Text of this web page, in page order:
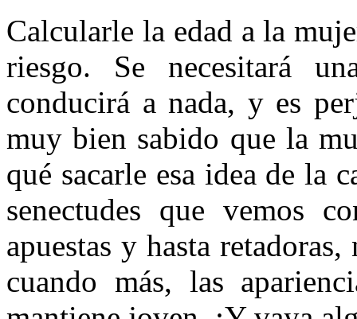
Calcularle la edad a la
riesgo. Se necesitará
conducirá a nada, y es
muy bien sabido que la
qué sacarle esa idea de la
senectudes que vemos
apuestas y hasta
cuando más, las